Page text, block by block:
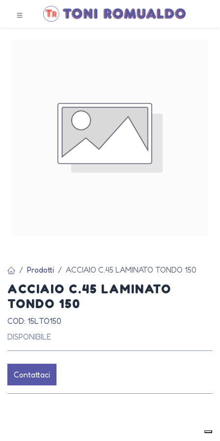
Prodotti ACCIAIO C.45 LAMINATO TONDO 150
ACCIAIO C.45 LAMINATO
TONDO 150
COD: 15LTO150
DISPONIBILE
Contattaci